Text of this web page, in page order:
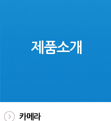
제품소개
카메라